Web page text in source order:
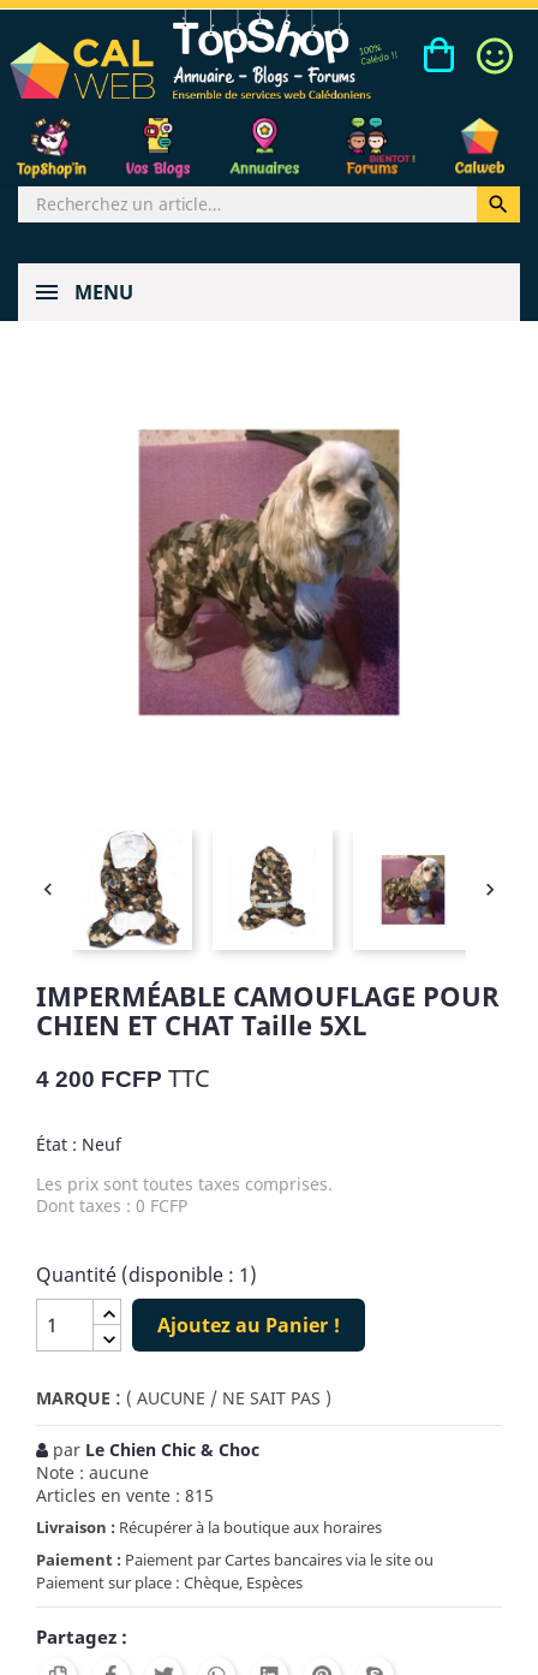

MENU
 
IMPERMÉABLE CAMOUFLAGE POUR
CHIEN ET CHAT Taille 5XL
4 200 FCFP TTC
État : Neuf
Les prix sont toutes taxes comprises.
Dont taxes : 0 FCFP
Quantité (disponible : 1)
Ajoutez au Panier !
MARQUE : ( AUCUNE / NE SAIT PAS )
par Le Chien Chic & Choc
Note : aucune
Articles en vente : 815
Livraison : Récupérer à la boutique aux horaires
Paiement : Paiement par Cartes bancaires via le site ou
Paiement sur place : Chèque, Espèces
Partagez :